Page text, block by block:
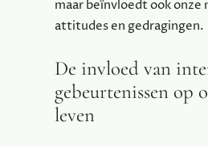
maar beïnvloedt ook onze
attitudes en gedragingen.
De invloed van
gebeurtenissen op
leven